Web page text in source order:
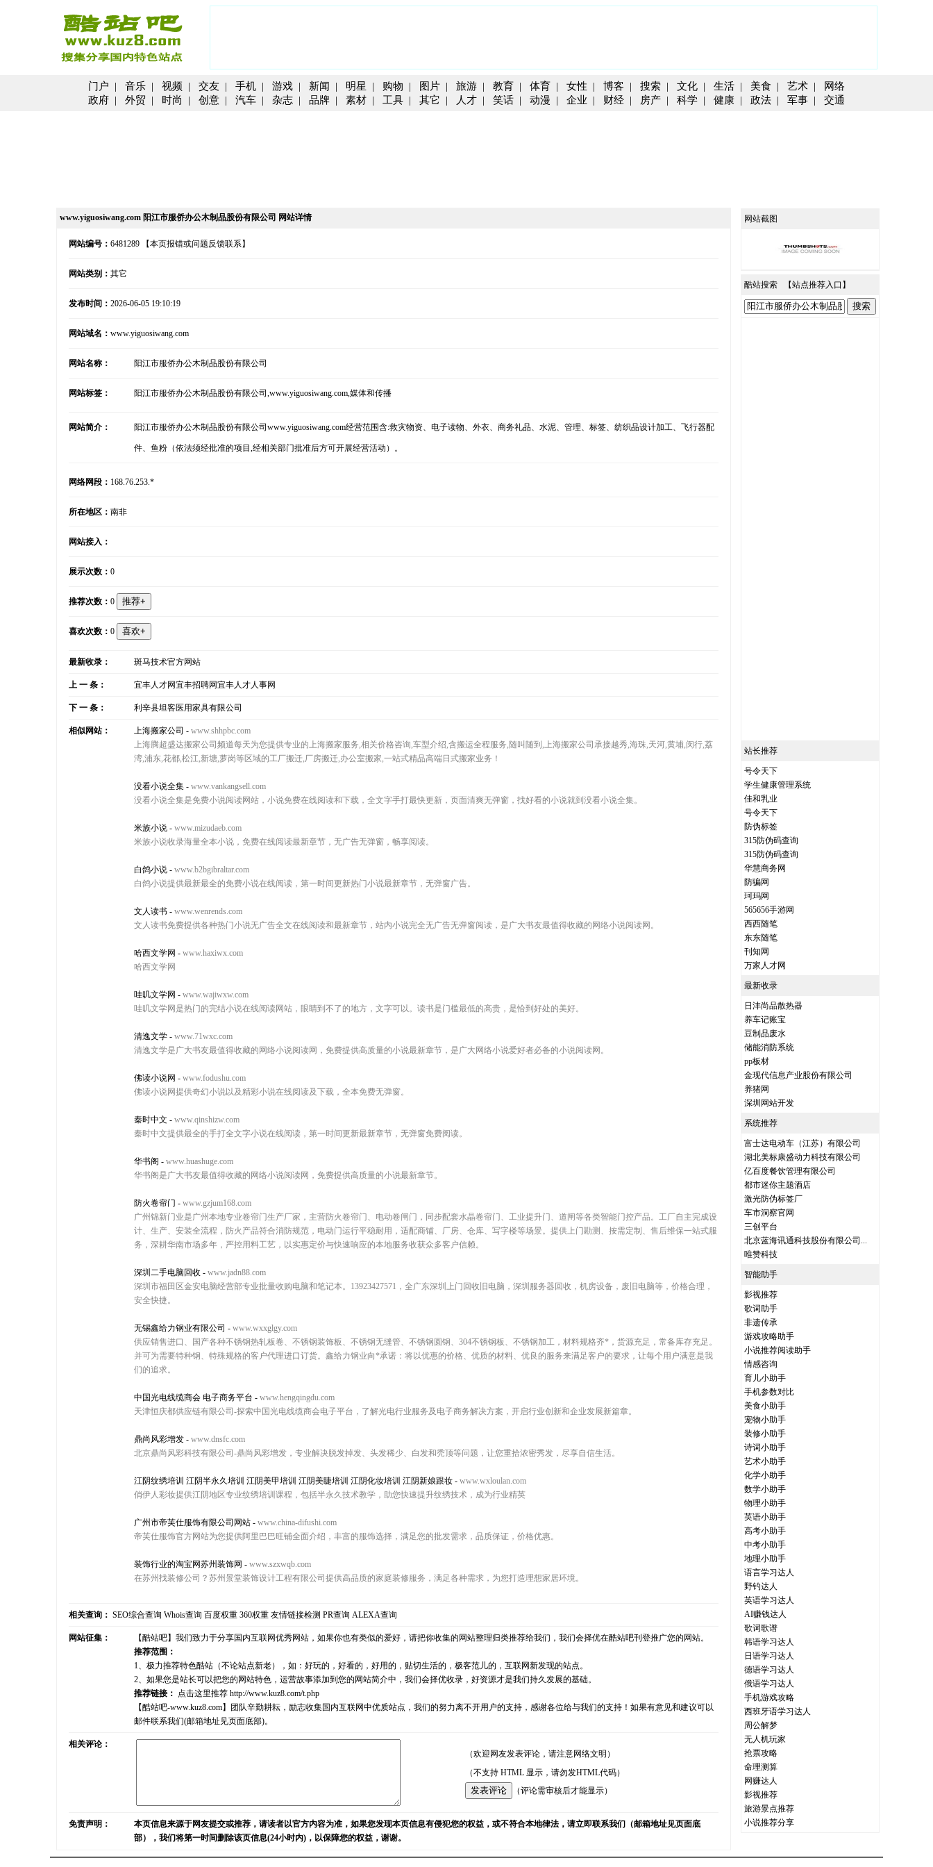
门户 | 音乐 | 视频 | 交友 | 手机 | 游戏 | 新闻 | 明星 | 购物 | 图片 | 旅游 | 教育 | 体育 | 女性 | 博客 | 搜索 | 文化 | 生活 | 美食 | 艺术 |
网络
政府 | 外贸 | 时尚 | 创意 | 汽车 | 杂志 | 品牌 | 素材 | 工具 | 其它 | 人才 | 笑话 | 动漫 | 企业 | 财经 | 房产 | 科学 | 健康 | 政法 | 军事 | 交通
www.yiguosiwang.com 阳江市服侨办公木制品股份有限公司 网站详情
网站编号： 6481289 【本页报错或问题反馈联系】
网站类别： 其它
发布时间： 2026-06-05 19:10:19
网站域名： www.yiguosiwang.com
网站名称： 阳江市服侨办公木制品股份有限公司
网站标签： 阳江市服侨办公木制品股份有限公司,www.yiguosiwang.com,媒体和传播
网站简介： 阳江市服侨办公木制品股份有限公司www.yiguosiwang.com经营范围含:救灾物资、电子读物、外衣、商务礼品、水泥、管理、标签、纺织品设计加工、飞行器配
件、鱼粉（依法须经批准的项目,经相关部门批准后方可开展经营活动）。
网络网段： 168.76.253.*
所在地区： 南非
网站接入：
展示次数： 0
推荐次数： 0
喜欢次数： 0
最新收录： 斑马技术官方网站
上 一 条： 宜丰人才网宜丰招聘网宜丰人才人事网
下 一 条： 利辛县坦客医用家具有限公司
相似网站： 上海搬家公司 - www.shhpbc.com
上海腾超盛达搬家公司频道每天为您提供专业的上海搬家服务,相关价格咨询,车型介绍,含搬运全程服务,随叫随到,上海搬家公司承接越秀,海珠,天河,黄埔,闵行,荔
湾,浦东,花都,松江,新塘,萝岗等区域的工厂搬迁,厂房搬迁,办公室搬家,一站式精品高端日式搬家业务！
没看小说全集 - www.vankangsell.com
没看小说全集是免费小说阅读网站，小说免费在线阅读和下载，全文字手打最快更新，页面清爽无弹窗，找好看的小说就到没看小说全集。
米族小说 - www.mizudaeb.com
米族小说收录海量全本小说，免费在线阅读最新章节，无广告无弹窗，畅享阅读。
白鸽小说 - www.b2bgibraltar.com
白鸽小说提供最新最全的免费小说在线阅读，第一时间更新热门小说最新章节，无弹窗广告。
文人读书 - www.wenrends.com
文人读书免费提供各种热门小说无广告全文在线阅读和最新章节，站内小说完全无广告无弹窗阅读，是广大书友最值得收藏的网络小说阅读网。
哈西文学网 - www.haxiwx.com
哈西文学网
哇叽文学网 - www.wajiwxw.com
哇叽文学网是热门的完结小说在线阅读网站，眼睛到不了的地方，文字可以。读书是门槛最低的高贵，是恰到好处的美好。
清逸文学 - www.71wxc.com
清逸文学是广大书友最值得收藏的网络小说阅读网，免费提供高质量的小说最新章节，是广大网络小说爱好者必备的小说阅读网。
佛读小说网 - www.fodushu.com
佛读小说网提供奇幻小说以及精彩小说在线阅读及下载，全本免费无弹窗。
秦时中文 - www.qinshizw.com
秦时中文提供最全的手打全文字小说在线阅读，第一时间更新最新章节，无弹窗免费阅读。
华书阁 - www.huashuge.com
华书阁是广大书友最值得收藏的网络小说阅读网，免费提供高质量的小说最新章节。
防火卷帘门 - www.gzjum168.com
广州锦新门业是广州本地专业卷帘门生产厂家，主营防火卷帘门、电动卷闸门，同步配套水晶卷帘门、工业提升门、道闸等各类智能门控产品。工厂自主完成设
计、生产、安装全流程，防火产品符合消防规范，电动门运行平稳耐用，适配商铺、厂房、仓库、写字楼等场景。提供上门勘测、按需定制、售后维保一站式服
务，深耕华南市场多年，严控用料工艺，以实惠定价与快速响应的本地服务收获众多客户信赖。
深圳二手电脑回收 - www.jadn88.com
深圳市福田区金安电脑经营部专业批量收购电脑和笔记本。13923427571，全广东深圳上门回收旧电脑，深圳服务器回收，机房设备，废旧电脑等，价格合理，
安全快捷。
无锡鑫给力钢业有限公司 - www.wxxglgy.com
供应销售进口、国产各种不锈钢热轧板卷、不锈钢装饰板、不锈钢无缝管、不锈钢圆钢、304不锈钢板、不锈钢加工，材料规格齐*，货源充足，常备库存充足。
并可为需要特种钢、特殊规格的客户代理进口订货。鑫给力钢业向*承诺：将以优惠的价格、优质的材料、优良的服务来满足客户的要求，让每个用户满意是我
们的追求。
中国光电线缆商会 电子商务平台 - www.hengqingdu.com
天津恒庆都供应链有限公司-探索中国光电线缆商会电子平台，了解光电行业服务及电子商务解决方案，开启行业创新和企业发展新篇章。
鼎尚风彩增发 - www.dnsfc.com
北京鼎尚风彩科技有限公司-鼎尚风彩增发，专业解决脱发掉发、头发稀少、白发和秃顶等问题，让您重拾浓密秀发，尽享自信生活。
江阴纹绣培训 江阴半永久培训 江阴美甲培训 江阴美睫培训 江阴化妆培训 江阴新娘跟妆 - www.wxloulan.com
俏伊人彩妆提供江阴地区专业纹绣培训课程，包括半永久技术教学，助您快速提升纹绣技术，成为行业精英
广州市帝芙仕服饰有限公司网站 - www.china-difushi.com
帝芙仕服饰官方网站为您提供阿里巴巴旺铺全面介绍，丰富的服饰选择，满足您的批发需求，品质保证，价格优惠。
装饰行业的淘宝网苏州装饰网 - www.szxwqb.com
在苏州找装修公司？苏州景堂装饰设计工程有限公司提供高品质的家庭装修服务，满足各种需求，为您打造理想家居环境。
相关查询： SEO综合查询 Whois查询 百度权重 360权重 友情链接检测 PR查询 ALEXA查询
网站征集：
【酷站吧】我们致力于分享国内互联网优秀网站，如果你也有类似的爱好，请把你收集的网站整理归类推荐给我们，我们会择优在酷站吧刊登推广您的网站。
推荐范围：
1、极力推荐特色酷站（不论站点新老），如：好玩的，好看的，好用的，贴切生活的，极客范儿的，互联网新发现的站点。
2、如果您是站长可以把您的网站特色，运营故事添加到您的网站简介中，我们会择优收录，好资源才是我们持久发展的基础。
推荐链接： 点击这里推荐 http://www.kuz8.com/t.php
【酷站吧-www.kuz8.com】团队辛勤耕耘，励志收集国内互联网中优质站点，我们的努力离不开用户的支持，感谢各位给与我们的支持！如果有意见和建议可以
邮件联系我们(邮箱地址见页面底部)。
相关评论：
（欢迎网友发表评论，请注意网络文明）
（不支持 HTML 显示，请勿发HTML代码）
（评论需审核后才能显示）
免责声明：
本页信息来源于网友提交或推荐，请读者以官方内容为准，如果您发现本页信息有侵犯您的权益，或不符合本地律法，请立即联系我们（邮箱地址见页面底
部），我们将第一时间删除该页信息(24小时内)，以保障您的权益，谢谢。
网站截图
酷站搜索 【站点推荐入口 】
站长推荐
号令天下
学生健康管理系统
佳和乳业
号令天下
防伪标签
315防伪码查询
315防伪码查询
华慧商务网
防骗网
珂玛网
565656手游网
西西随笔
东东随笔
刊知网
万家人才网
最新收录
日沣尚品散热器
养车记账宝
豆制品废水
储能消防系统
pp板材
金现代信息产业股份有限公司
养猪网
深圳网站开发
系统推荐
富士达电动车（江苏）有限公司
湖北美标康盛动力科技有限公司
亿百度餐饮管理有限公司
都市迷你主题酒店
激光防伪标签厂
车市洞察官网
三创平台
北京蓝海讯通科技股份有限公司...
唯赞科技
智能助手
影视推荐
歌词助手
非遗传承
游戏攻略助手
小说推荐阅读助手
情感咨询
育儿小助手
手机参数对比
美食小助手
宠物小助手
装修小助手
诗词小助手
艺术小助手
化学小助手
数学小助手
物理小助手
英语小助手
高考小助手
中考小助手
地理小助手
语言学习达人
野钓达人
英语学习达人
AI赚钱达人
歌词歌谱
韩语学习达人
日语学习达人
德语学习达人
俄语学习达人
手机游戏攻略
西班牙语学习达人
周公解梦
无人机玩家
抢票攻略
命理测算
网赚达人
影视推荐
旅游景点推荐
小说推荐分享